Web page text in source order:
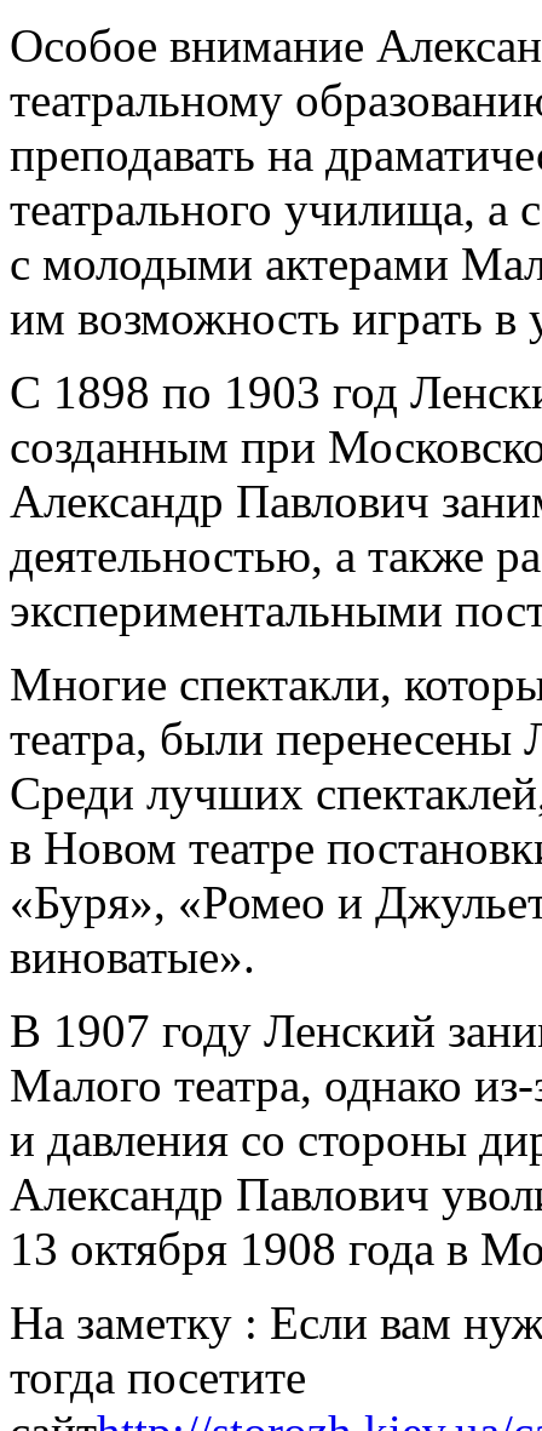
Особое внимание
театральному
преподавать на
театрального училища, а
с молодыми актерами
им возможность играть в
С 1898 по 1903 год
созданным при
Александр Павлович
деятельностью, а также
экспериментальными
Многие спектакли,
театра, были перенесены
Среди лучших
в Новом театре
«Буря», «Ромео и
виноватые».
В 1907 году Ленский
Малого театра, однако
и давления со стороны
Александр Павлович
13 октября 1908 года в
На заметку : Если вам
тогда посетите